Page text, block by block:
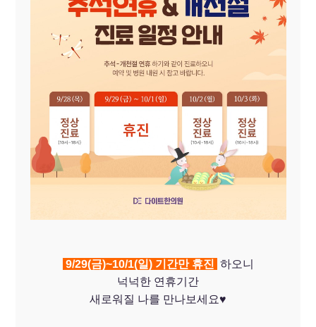
9/29(금)~10/1(일) 기간만 휴진 하오니
넉넉한 연휴기간
새로워질 나를 만나보세요♥